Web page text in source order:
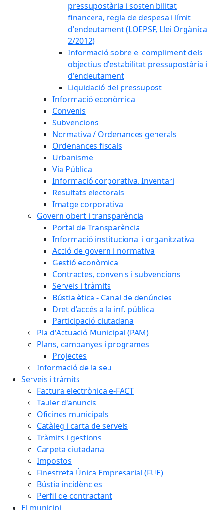
pressupostària i sostenibilitat
financera, regla de despesa i límit
d'endeutament (LOEPSF, Llei Orgànica
2/2012)
Informació sobre el compliment dels
objectius d'estabilitat pressupostària i
d'endeutament
Liquidació del pressupost
Informació econòmica
Convenis
Subvencions
Normativa / Ordenances generals
Ordenances fiscals
Urbanisme
Via Pública
Informació corporativa. Inventari
Resultats electorals
Imatge corporativa
Govern obert i transparència
Portal de Transparència
Informació institucional i organitzativa
Acció de govern i normativa
Gestió econòmica
Contractes, convenis i subvencions
Serveis i tràmits
Bústia ètica - Canal de denúncies
Dret d'accés a la inf. pública
Participació ciutadana
Pla d'Actuació Municipal (PAM)
Plans, campanyes i programes
Projectes
Informació de la seu
Serveis i tràmits
Factura electrònica e-FACT
Tauler d'anuncis
Oficines municipals
Catàleg i carta de serveis
Tràmits i gestions
Carpeta ciutadana
Impostos
Finestreta Única Empresarial (FUE)
Bústia incidències
Perfil de contractant
El municipi